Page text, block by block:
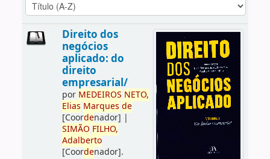
Direito dos
negócios
aplicado: do
direito
empresarial/
por MEDEIROS NETO,
Elias Marques de
[Coordenador] |
SIMÃO FILHO,
Adalberto
[Coordenador].